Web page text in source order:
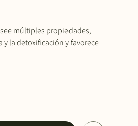
múltiples propiedades,
la detoxificación y favorece